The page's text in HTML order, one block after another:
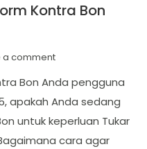
Kontra Bon
a comment
Bon Anda pengguna
apakah Anda sedang
untuk keperluan Tukar
cara agar